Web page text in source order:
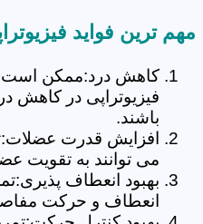
مهم ترین فواید
کاهش درد:ممکن است
فیزیوتراپی در کاهش
باشند.
افزایش قدرت
می توانند به تقویت
بهبود انعطاف
انعطاف و حرکت